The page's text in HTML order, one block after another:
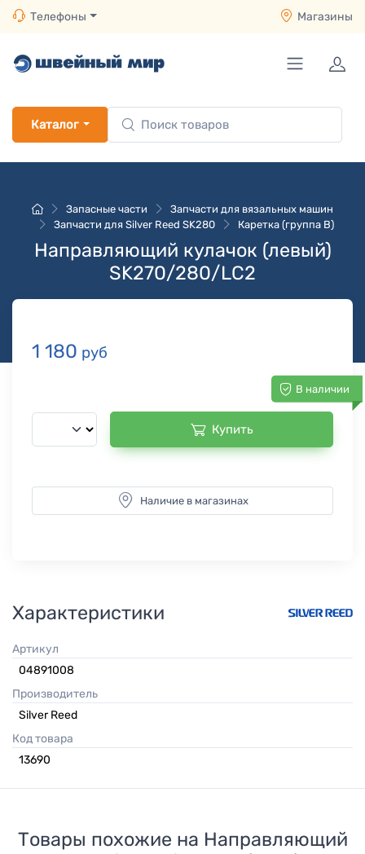
Телефоны Магазины
Каталог
Запасные части
Запчасти для вязальных машин
Запчасти для Silver Reed SK280
Каретка (группа B)
Направляющий кулачок (левый)
SK270/280/LC2
1 180 руб
В наличии
Купить
Наличие в магазинах
Характеристики
Артикул
04891008
Производитель
Silver Reed
Код товара
13690
Товары похожие на Направляющий